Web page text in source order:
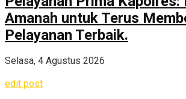
Amanah untuk Terus
Pelayanan Terbaik.
Selasa, 4 Agustus 2026
edit post